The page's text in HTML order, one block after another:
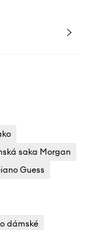
saka Morgan
Guess
dámské